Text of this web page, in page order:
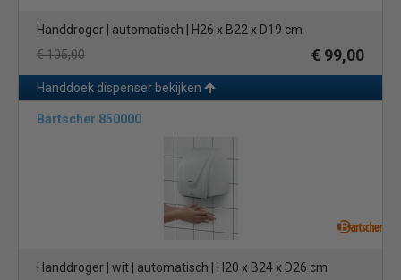
Handdroger | automatisch | H26 x B22 x D19 cm
€ 105,00
€ 99,00
Handdoek dispenser bekijken
Bartscher 850000
Handdroger | wit | automatisch | H20 x B24 x D26 cm